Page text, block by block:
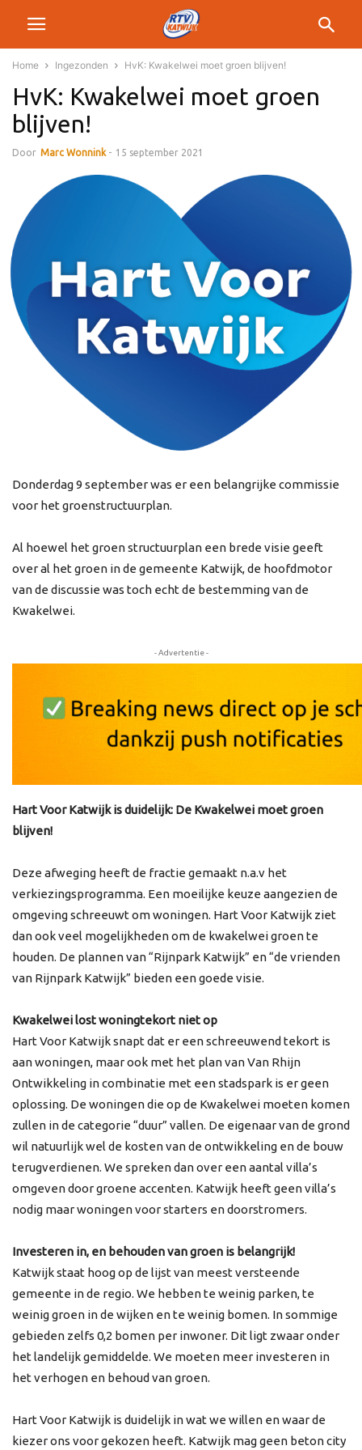
Home Ingezonden HvK: Kwakelwei moet groen blijven!
HvK: Kwakelwei moet groen
blijven!
Door Marc Wonnink - 15 september 2021
Donderdag 9 september was er een belangrijke commissie
voor het groenstructuurplan.
Al hoewel het groen structuurplan een brede visie geeft
over al het groen in de gemeente Katwijk, de hoofdmotor
van de discussie was toch echt de bestemming van de
Kwakelwei.
- Advertentie -
Hart Voor Katwijk is duidelijk: De Kwakelwei moet groen
blijven!
Deze afweging heeft de fractie gemaakt n.a.v het
verkiezingsprogramma. Een moeilijke keuze aangezien de
omgeving schreeuwt om woningen. Hart Voor Katwijk ziet
dan ook veel mogelijkheden om de kwakelwei groen te
houden. De plannen van “Rijnpark Katwijk” en “de vrienden
van Rijnpark Katwijk” bieden een goede visie.
Kwakelwei lost woningtekort niet op
Hart Voor Katwijk snapt dat er een schreeuwend tekort is
aan woningen, maar ook met het plan van Van Rhijn
Ontwikkeling in combinatie met een stadspark is er geen
oplossing. De woningen die op de Kwakelwei moeten komen
zullen in de categorie “duur” vallen. De eigenaar van de grond
wil natuurlijk wel de kosten van de ontwikkeling en de bouw
terugverdienen. We spreken dan over een aantal villa’s
omgeven door groene accenten. Katwijk heeft geen villa’s
nodig maar woningen voor starters en doorstromers.
Investeren in, en behouden van groen is belangrijk!
Katwijk staat hoog op de lijst van meest versteende
gemeente in de regio. We hebben te weinig parken, te
weinig groen in de wijken en te weinig bomen. In sommige
gebieden zelfs 0,2 bomen per inwoner. Dit ligt zwaar onder
het landelijk gemiddelde. We moeten meer investeren in
het verhogen en behoud van groen.
Hart Voor Katwijk is duidelijk in wat we willen en waar de
kiezer ons voor gekozen heeft. Katwijk mag geen beton city